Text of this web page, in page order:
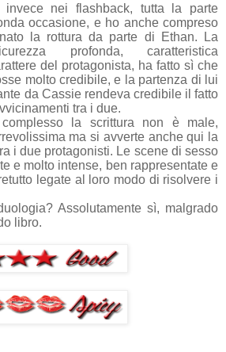
nei flashback, tutta la parte
occasione, e ho anche compreso
la rottura da parte di Ethan. La
profonda, caratteristica
del protagonista, ha fatto sì che
molto credibile, e la partenza di lui
da Cassie rendeva credibile il fatto
tra i due.
la scrittura non è male,
ma si avverte anche qui la
i due protagonisti. Le scene di sesso
e molto intense, ben rappresentate e
legate al loro modo di risolvere i
Assolutamente sì, malgrado
libro.